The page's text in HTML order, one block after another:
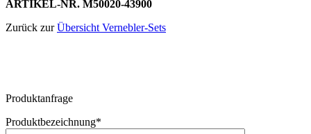
ARTIKEL-NR. M50020-43900
Zurück zurÜbersicht Vernebler-Sets
Produktanfrage
Produktbezeichnung*